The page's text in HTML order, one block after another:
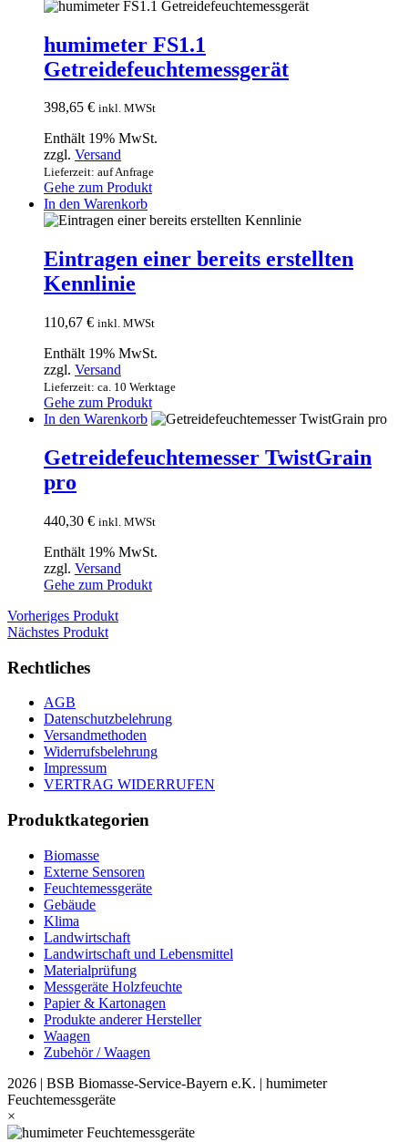
humimeter FS1.1
Getreidefeuchtemessgerät
398,65 € inkl. MWSt
Enthält 19% MwSt.
zzgl. Versand
Lieferzeit: auf Anfrage
Gehe zum Produkt
In den Warenkorb
Eintragen einer bereits erstellten
Kennlinie
110,67 € inkl. MWSt
Enthält 19% MwSt.
zzgl. Versand
Lieferzeit: ca. 10 Werktage
Gehe zum Produkt
In den Warenkorb
Getreidefeuchtemesser TwistGrain
pro
440,30 € inkl. MWSt
Enthält 19% MwSt.
zzgl. Versand
Gehe zum Produkt
Vorheriges Produkt
Nächstes Produkt
Rechtliches
AGB
Datenschutzbelehrung
Versandmethoden
Widerrufsbelehrung
Impressum
VERTRAG WIDERRUFEN
Produktkategorien
Biomasse
Externe Sensoren
Feuchtemessgeräte
Gebäude
Klima
Landwirtschaft
Landwirtschaft und Lebensmittel
Materialprüfung
Messgeräte Holzfeuchte
Papier & Kartonagen
Produkte anderer Hersteller
Waagen
Zubehör / Waagen
2026 | BSB Biomasse-Service-Bayern e.K. | humimeter
Feuchtemessgeräte
×